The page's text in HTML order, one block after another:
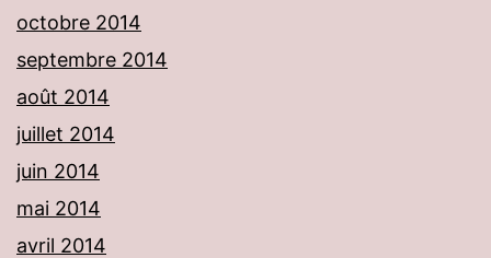
octobre 2014
septembre 2014
août 2014
juillet 2014
juin 2014
mai 2014
avril 2014